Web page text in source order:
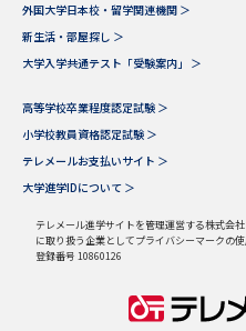
外国大学日本校・留学関連機関 ＞
新生活・部屋探し ＞
大学入学共通テスト「受験案内」 ＞
高等学校卒業程度認定試験 ＞
小学校教員資格認定試験 ＞
テレメールお支払いサイト ＞
大学進学IDについて ＞
テレメール進学サイトを管理運営する株式会
に取り扱う企業としてプライバシーマークの
登録番号 10860126